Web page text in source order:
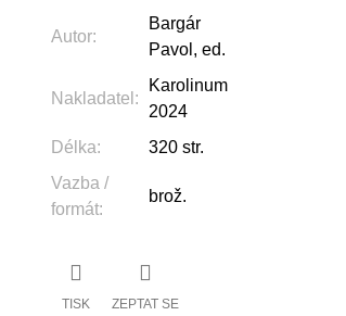
Autor:
Bargár
Pavol, ed.
Nakladatel :
Karolinum
2024
Délka:
320 str.
Vazba /
formát:
brož.
TISK ZEPTAT SE